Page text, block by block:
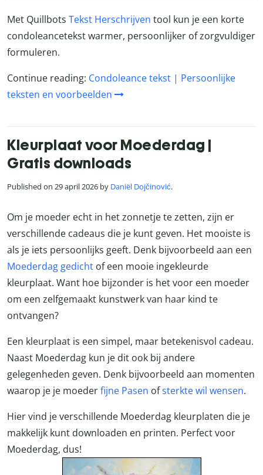
Met Quillbots Tekst Herschrijven tool kun je een korte
condoleancetekst warmer, persoonlijker of zorgvuldiger
formuleren.
Continue reading: Condoleance tekst | Persoonlijke
teksten en voorbeelden
Kleurplaat voor Moederdag |
Gratis downloads
Published on 29 april 2026 by Daniël Dojčinović.
Om je moeder echt in het zonnetje te zetten, zijn er
verschillende cadeaus die je kunt geven. Het mooiste is
als je iets persoonlijks geeft. Denk bijvoorbeeld aan een
Moederdag gedicht of een mooie ingekleurde
kleurplaat. Want hoe bijzonder is het voor een moeder
om een zelfgemaakt kunstwerk van haar kind te
ontvangen?
Een kleurplaat is een simpel, maar betekenisvol cadeau.
Naast Moederdag kun je dit ook bij andere
gelegenheden geven. Denk bijvoorbeeld aan momenten
waarop je je moederfijne Pasen ofsterkte wil wensen.
Hier vind je verschillende Moederdag kleurplaten die je
makkelijk kunt downloaden en printen. Perfect voor
Moederdag, dus!